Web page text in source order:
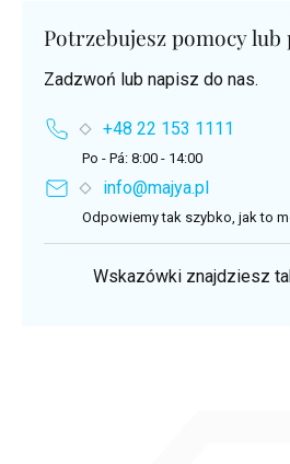
Potrzebujesz pomocy lub
Zadzwoń lub napisz do nas.
+48 22 153 1111
Po - Pá: 8:00 - 14:00
info@majya.pl
Odpowiemy tak szybko, jak to
Wskazówki znajdziesz